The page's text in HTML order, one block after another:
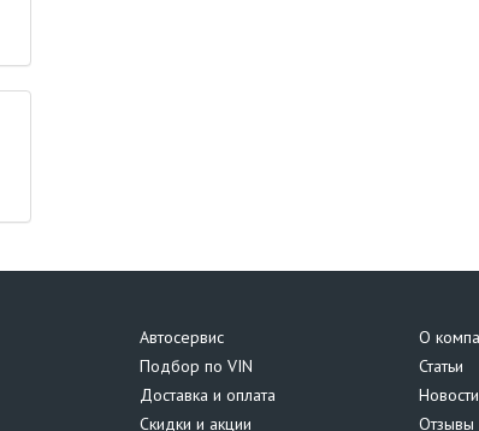
Автосервис
Подбор по VIN
Доставка и оплата
Скидки и акции
О
Статьи
Новости
Отзывы